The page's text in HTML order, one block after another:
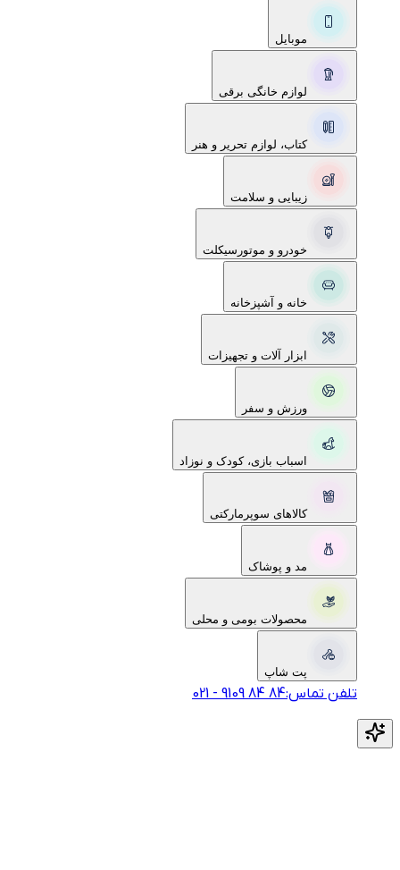
موبایل
لوازم خانگی برقی
کتاب، لوازم تحریر و هنر
زیبایی و سلامت
خودرو و موتورسیکلت
خانه و آشپزخانه
ابزار آلات و تجهیزات
ورزش و سفر
اسباب بازی، کودک و نوزاد
کالاهای سوپرمارکتی
مد و پوشاک
محصولات بومی و محلی
پت شاپ
تلفن تماس: 021-‎9109‎ ‎84‎ ‎84‎